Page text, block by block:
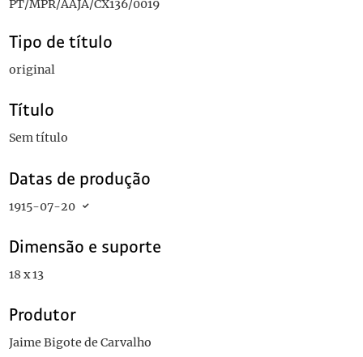
PT/MPR/AAJA/CX136/0019
Tipo de título
original
Título
Sem título
Datas de produção
1915-07-20
Dimensão e suporte
18 x 13
Produtor
Jaime Bigote de Carvalho